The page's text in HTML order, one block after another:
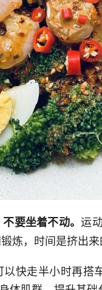
要坐着不动。运
炼，时间是挤出来
快走半小时再搭